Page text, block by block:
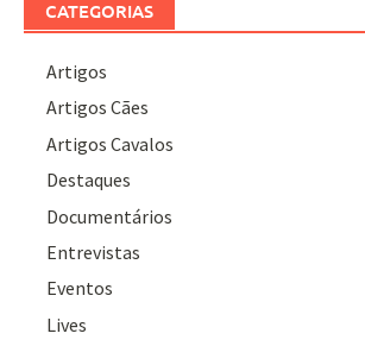
CATEGORIAS
Artigos
Artigos Cães
Artigos Cavalos
Destaques
Documentários
Entrevistas
Eventos
Lives